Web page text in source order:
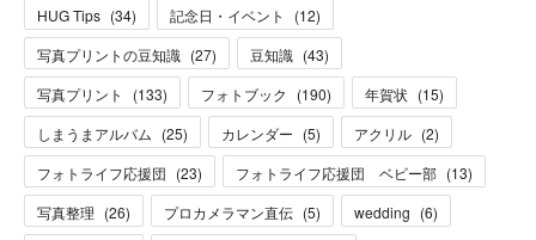
HUG Tips (34) 記念日・イベント (12)
写真プリントの豆知識 (27) 豆知識 (43)
写真プリント
(133) フォトブック (190) 年賀状 (15)
しまうまアルバム (25) カレンダー (5) アクリル (2)
フォトライフ応援団 (23) フォトライフ応援団 ベビー部 (13)
写真整理 (26) プロカメラマン直伝 (5) wedding (6)